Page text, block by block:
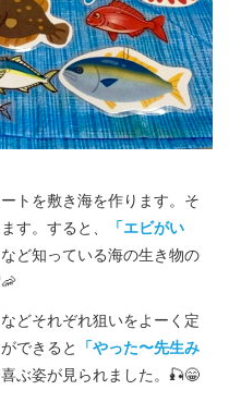
トを敷き海を作ります。そ
す。すると、
「エビがい
など知っている海の生き物の
どそれぞれ狙いをよーく定
できると
「やった〜先生み
ぶ姿が見られました。🎣😁